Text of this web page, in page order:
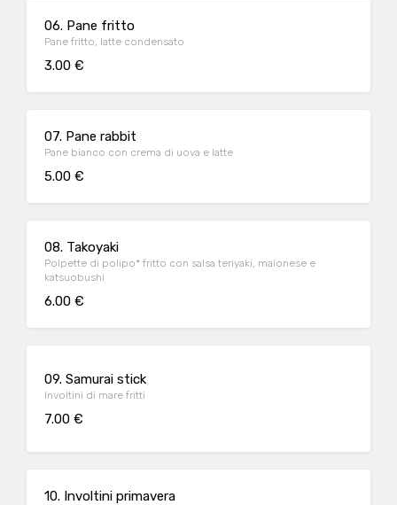
06. Pane fritto
Pane fritto, latte condensato
3.00 €
07. Pane rabbit
Pane bianco con crema di uova e latte
5.00 €
08. Takoyaki
Polpette di polipo* fritto con salsa teriyaki, maionese e
katsuobushi
6.00 €
09. Samurai stick
Involtini di mare fritti
7.00 €
10. Involtini primavera